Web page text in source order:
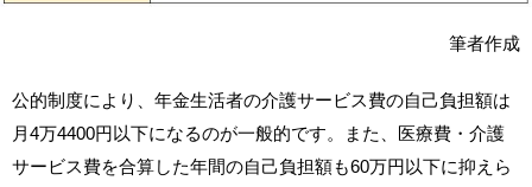
筆者作成
公的制度により、年金生活者の介護サービス費の自己負担額は
月4万4400円以下になるのが一般的です。また、医療費・介護
サービス費を合算した年間の自己負担額も60万円以下に抑えら